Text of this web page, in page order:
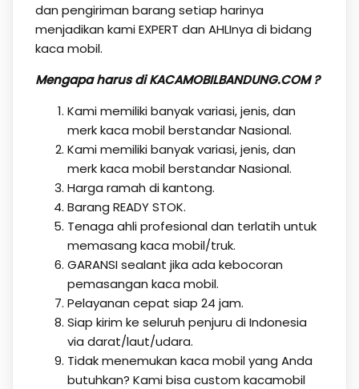
dan pengiriman barang setiap harinya
menjadikan kami EXPERT dan AHLInya di bidang
kaca mobil.
Mengapa harus di KACAMOBILBANDUNG.COM ?
Kami memiliki banyak variasi, jenis, dan
merk kaca mobil berstandar Nasional.
Kami memiliki banyak variasi, jenis, dan
merk kaca mobil berstandar Nasional.
Harga ramah di kantong.
Barang READY STOK.
Tenaga ahli profesional dan terlatih untuk
memasang kaca mobil/truk.
GARANSI sealant jika ada kebocoran
pemasangan kaca mobil.
Pelayanan cepat siap 24 jam.
Siap kirim ke seluruh penjuru di Indonesia
via darat/laut/udara.
Tidak menemukan kaca mobil yang Anda
butuhkan? Kami bisa custom kacamobil